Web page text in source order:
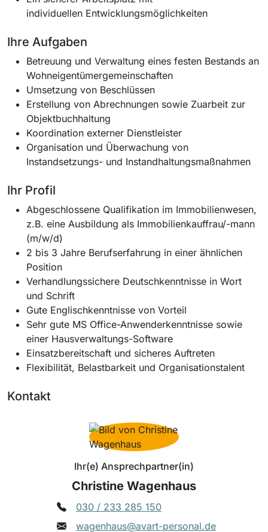
individuellen Entwicklungsmöglichkeiten
Ihre Aufgaben
Betreuung und Verwaltung eines festen Bestands an
Wohneigentümergemeinschaften
Umsetzung von Beschlüssen
Erstellung von Abrechnungen sowie Zuarbeit zur
Objektbuchhaltung
Koordination externer Dienstleister
Organisation und Überwachung von
Instandsetzungs- und Instandhaltungsmaßnahmen
Ihr Profil
Abgeschlossene Qualifikation im Immobilienwesen,
z.B. eine Ausbildung als Immobilienkauffrau/-mann
(m/w/d)
2 bis 3 Jahre Berufserfahrung in einer ähnlichen
Position
Verhandlungssichere Deutschkenntnisse in Wort
und Schrift
Gute Englischkenntnisse von Vorteil
Sehr gute MS Office-Anwenderkenntnisse sowie
einer Hausverwaltungs-Software
Einsatzbereitschaft und sicheres Auftreten
Flexibilität, Belastbarkeit und Organisationstalent
Kontakt
Ihr(e) Ansprechpartner(in)
Christine Wagenhaus
030 / 233 285 150
wagenhaus@avart-personal.de